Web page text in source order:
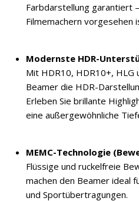
Farbdarstellung garantiert
Filmemachern vorgesehen
Modernste HDR-
Mit HDR10, HDR10+,
Beamer die HDR-
Erleben Sie brillante
eine außergewöhnliche
MEMC-Technologie
Flüssige und ruckelfreie
machen den Beamer ideal
und Sportübertragungen.